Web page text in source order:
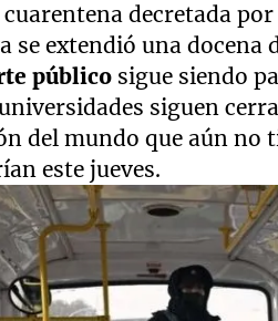
decretada
se extendió una docena
público sigue siendo
siguen
del mundo que aún no
este jueves.